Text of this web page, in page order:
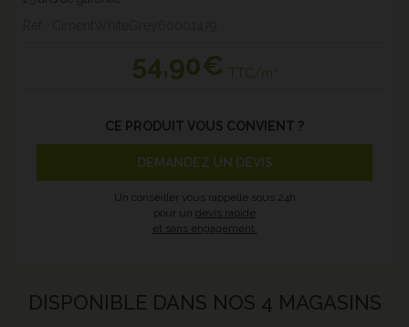
54,90€ TTC/m²
CE PRODUIT VOUS CONVIENT ?
DEMANDEZ UN DEVIS
Un conseiller vous rappelle sous 24h
pour un devis rapide
et sans engagement.
DISPONIBLE DANS NOS 4 MAGASINS